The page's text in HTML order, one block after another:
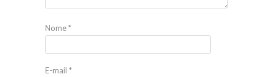
Nome*
E-mail *